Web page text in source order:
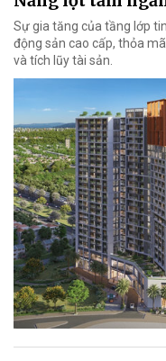
Sự gia tăng của tầng lớp
động sản cao cấp, thỏa
và tích lũy tài sản.